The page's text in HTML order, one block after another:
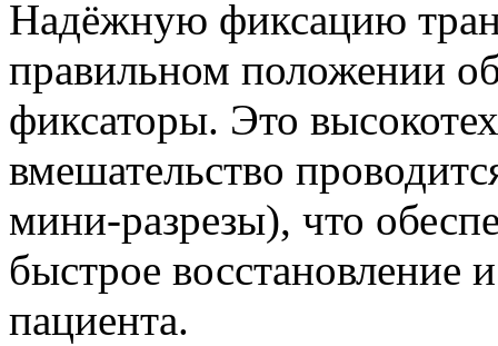
Надёжную фиксацию
правильном положении
фиксаторы. Это
вмешательство
мини-разрезы), что
быстрое восстановление
пациента.